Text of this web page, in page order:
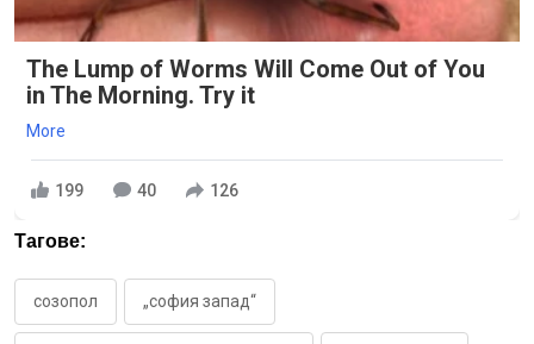
The Lump of Worms Will Come Out of You
in The Morning. Try it
More
199 40 126
Тагове:
созопол „софия запад“